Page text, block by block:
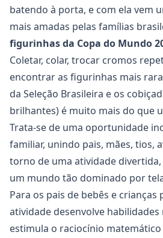
batendo à porta, e com ela vem
mais amadas pelas famílias
figurinhas da Copa do Mundo
Coletar, colar, trocar cromos
encontrar as figurinhas mais
da Seleção Brasileira e os
brilhantes) é muito mais do que
Trata-se de uma oportunidade
familiar, unindo pais, mães, tios,
torno de uma atividade
um mundo tão dominado por
Para os pais de bebês e crianças
atividade desenvolve
estimula o raciocínio matemático